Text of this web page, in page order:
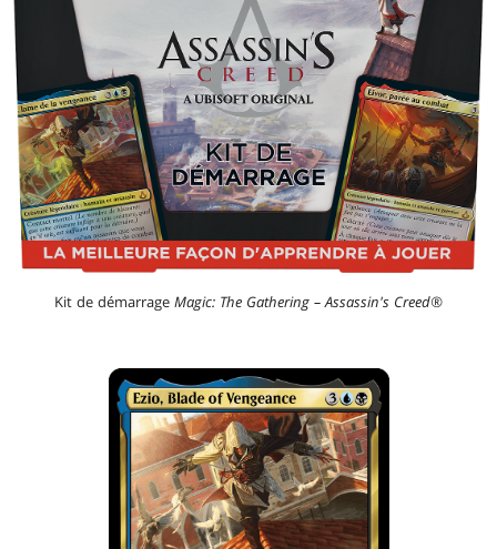
Kit de démarrage Magic: The Gathering – Assassin's Creed®